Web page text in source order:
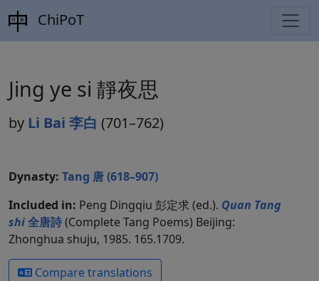
ChiPoT
Jing ye si 靜夜思
by Li Bai 李白 (701–762)
Dynasty: Tang 唐 (618–907)
Included in: Peng Dingqiu 彭定求 (ed.). Quan Tang
shi全唐詩(Complete Tang Poems) Beijing:
Zhonghua shuju, 1985. 165.1709.
Compare translations